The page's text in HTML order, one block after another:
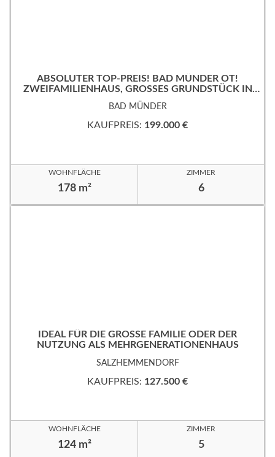
ABSOLUTER TOP-PREIS! BAD MÜNDER OT!
ZWEIFAMILIENHAUS, GROSSES GRUNDSTÜCK IN B
EVORZUGTER WOHNLAGE!
BAD MÜNDER
KAUFPREIS: 199.000 €
WOHNFLÄCHE
178 m²
ZIMMER
6
IDEAL FÜR DIE GROSSE FAMILIE ODER DER
NUTZUNG ALS MEHRGENERATIONENHAUS
SALZHEMMENDORF
KAUFPREIS: 127.500 €
WOHNFLÄCHE
124 m²
ZIMMER
5